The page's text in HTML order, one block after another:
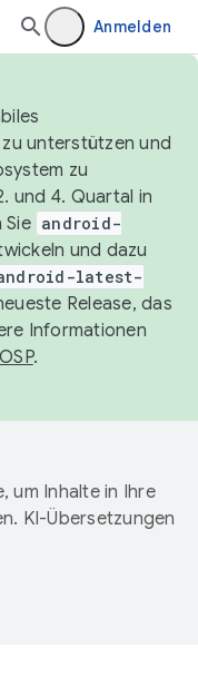
Anmelden
unterstützen und
zu
und 4. Quartal in
Sie android-
und dazu
latest-
Release, das
Informationen
.
um Inhalte in Ihre
KI-Übersetzungen